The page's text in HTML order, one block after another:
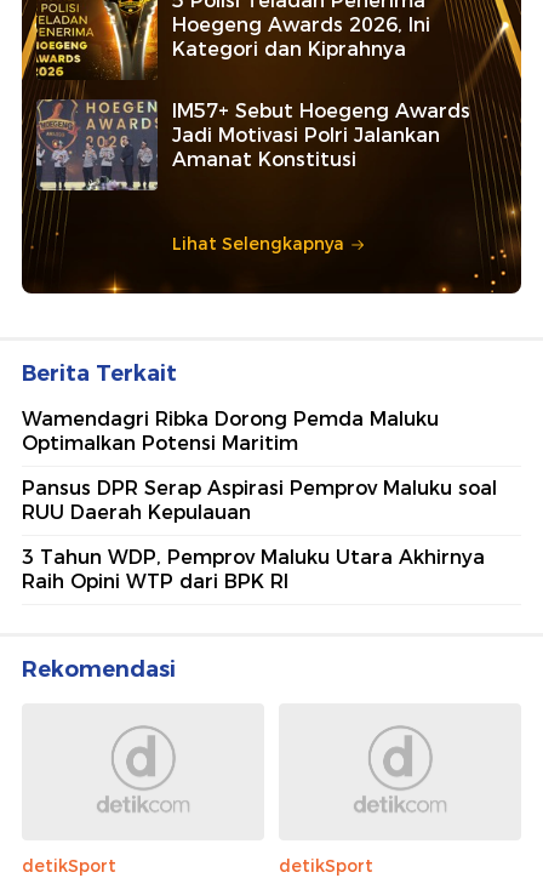
Hoegeng Awards 2026, Ini
Kategori dan Kiprahnya
IM57+ Sebut Hoegeng Awards
Jadi Motivasi Polri Jalankan
Amanat Konstitusi
Lihat Selengkapnya
Berita Terkait
Wamendagri Ribka Dorong Pemda Maluku
Optimalkan Potensi Maritim
Pansus DPR Serap Aspirasi Pemprov Maluku soal
RUU Daerah Kepulauan
3 Tahun WDP, Pemprov Maluku Utara Akhirnya
Raih Opini WTP dari BPK RI
Rekomendasi
detikSport
detikSport